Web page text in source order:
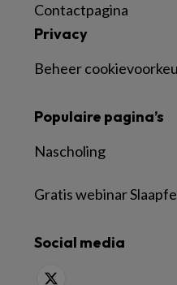
Contactpagina
Privacy
Beheer
Populaire pagina’s
Nascholing
Gratis webinar
Social media